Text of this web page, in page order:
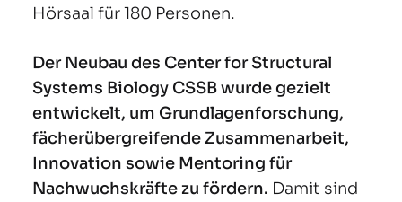
Hörsaal für 180 Personen.
Der Neubau des Center for Structural
Systems Biology CSSB wurde gezielt
entwickelt, um Grundlagenforschung,
fächerübergreifende Zusammenarbeit,
Innovation sowie Mentoring für
Nachwuchskräfte zu fördern. Damit sind